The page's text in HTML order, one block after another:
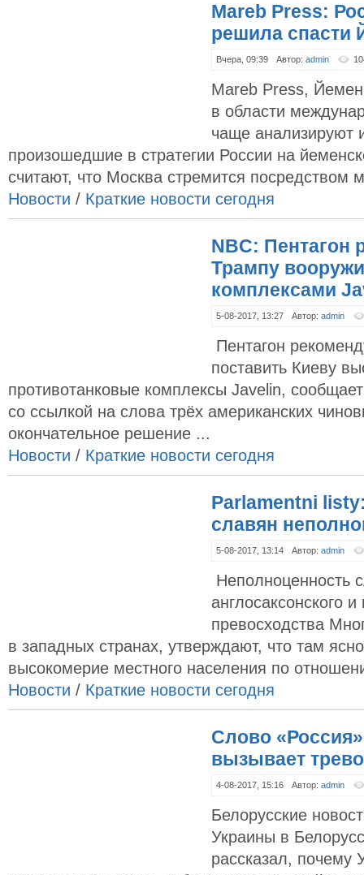
Mareb Press:
решила спасти
Вчера, 09:39 Автор: admin
Mareb Press,
в области
чаще анализируют
произошедшие в стратегии России на
считают, что Москва стремится посредством
Новости / Краткие новости сегодня
NBC: Пентагон
Трампу
комплексами
5-08-2017, 13:27 Автор: admin
Пентагон
поставить Киеву
противотанковые комплексы Javelin,
со ссылкой на слова трёх американских
окончательное решение ...
Новости / Краткие новости сегодня
Parlamentni
славян
5-08-2017, 13:14 Автор: admin
Неполноценность
англосаксонского
превосходства
в западных странах, утверждают, что там
высокомерие местного населения по
Новости / Краткие новости сегодня
Слово
вызывает
4-08-2017, 15:16 Автор: admin
Белорусские
Украины в
рассказал, почему